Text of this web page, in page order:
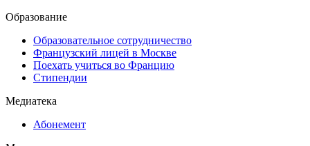
Образование
Образовательное сотрудничество
Французский лицей в Москве
Поехать учиться во Францию
Стипендии
Медиатека
Абонемент